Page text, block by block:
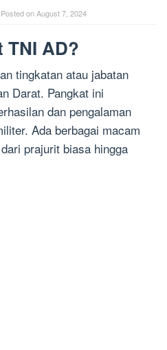
Posted onAugust 7, 2024
TNI AD?
tingkatan atau jabatan
Darat. Pangkat ini
dan pengalaman
Ada berbagai macam
prajurit biasa hingga